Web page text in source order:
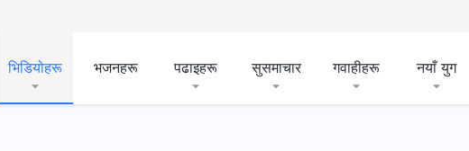
भिडियोहरू भजनहरू पढाइहरू सुसमाचार गवाहीहरू नयाँ युग